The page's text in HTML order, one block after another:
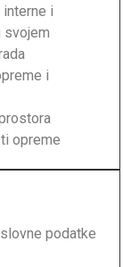
i
svojem
i
opreme
podatke